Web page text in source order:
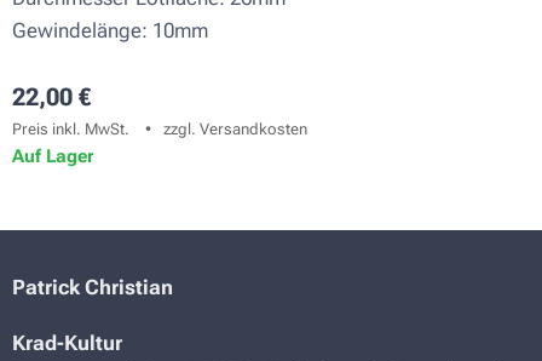
Gewindelänge: 10mm
22,00 €
Preis inkl. MwSt. zzgl. Versandkosten
Auf Lager
Patrick Christian
Krad-Kultur